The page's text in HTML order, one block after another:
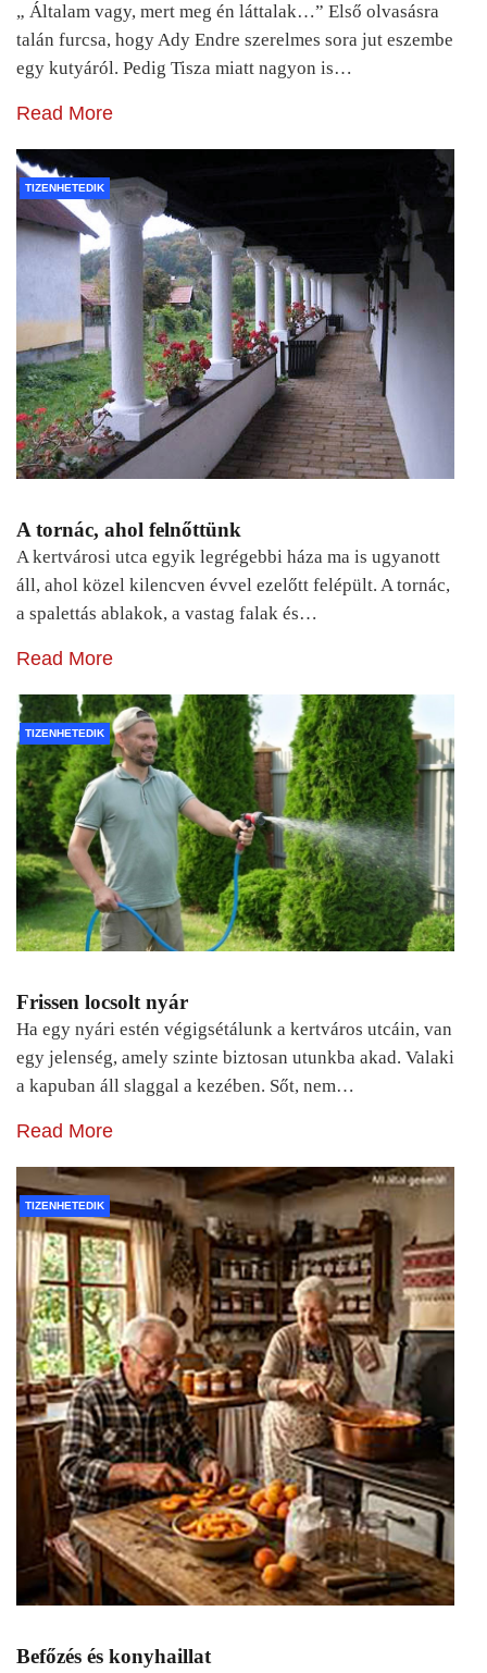
„ Általam vagy, mert meg én láttalak…” Első olvasásra
talán furcsa, hogy Ady Endre szerelmes sora jut eszembe
egy kutyáról. Pedig Tisza miatt nagyon is…
Read More
TIZENHETEDIK
A tornác, ahol felnőttünk
A kertvárosi utca egyik legrégebbi háza ma is ugyanott
áll, ahol közel kilencven évvel ezelőtt felépült. A tornác,
a spalettás ablakok, a vastag falak és…
Read More
TIZENHETEDIK
Frissen locsolt nyár
Ha egy nyári estén végigsétálunk a kertváros utcáin, van
egy jelenség, amely szinte biztosan utunkba akad. Valaki
a kapuban áll slaggal a kezében. Sőt, nem…
Read More
TIZENHETEDIK
Befőzés és konyhaillat